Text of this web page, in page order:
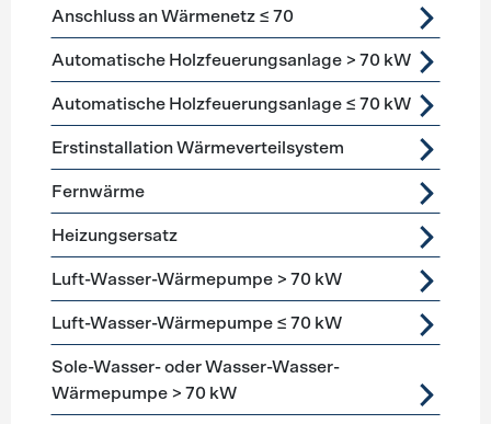
Anschluss an Wärmenetz ≤ 70
Automatische Holzfeuerungsanlage > 70 kW
Automatische Holzfeuerungsanlage ≤ 70 kW
Erstinstallation Wärmeverteilsystem
Fernwärme
Heizungsersatz
Luft-Wasser-Wärmepumpe > 70 kW
Luft-Wasser-Wärmepumpe ≤ 70 kW
Sole-Wasser- oder Wasser-Wasser-
Wärmepumpe > 70 kW